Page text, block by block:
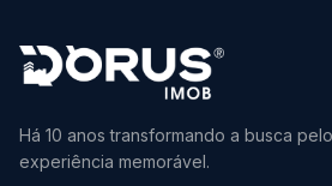
Há 10 anos transformando a busca
experiência memorável.